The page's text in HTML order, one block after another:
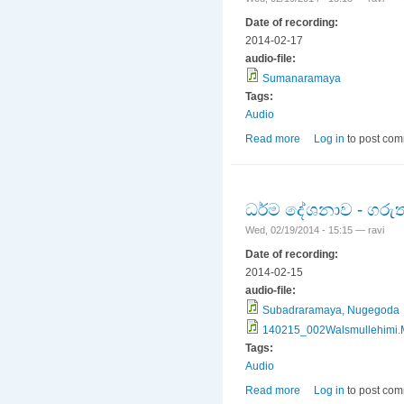
Date of recording:
2014-02-17
audio-file:
Sumanaramaya
Tags:
Audio
Read more about ධර්ම
Log in to post
ධර්ම දේශනාව -
Wed, 02/19/2014 - 15:15 — ravi
Date of recording:
2014-02-15
audio-file:
Subadraramaya, Nugegoda
Tags:
Audio
Read more about ධර්ම
Log in to post